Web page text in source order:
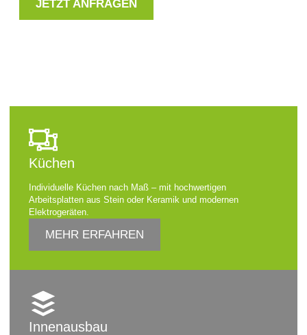
JETZT ANFRAGEN
Küchen
Individuelle Küchen nach Maß – mit hochwertigen
Arbeitsplatten aus Stein oder Keramik und modernen
Elektrogeräten.
MEHR ERFAHREN
Innenausbau